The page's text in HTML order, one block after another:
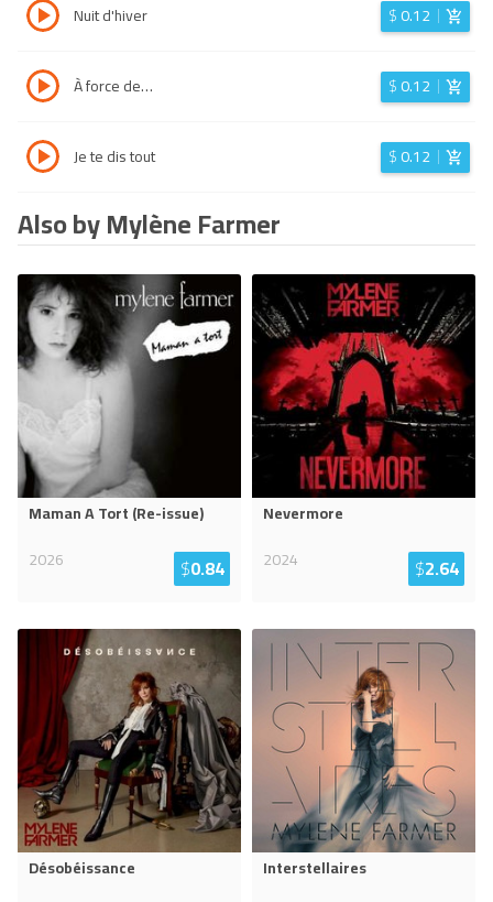
Nuit d'hiver $0.12
À force de… $0.12
Je te dis tout $0.12
Also by Mylène Farmer
Maman A Tort (Re-issue)
2026
$0.84
Nevermore
2024
$2.64
Désobéissance
Interstellaires